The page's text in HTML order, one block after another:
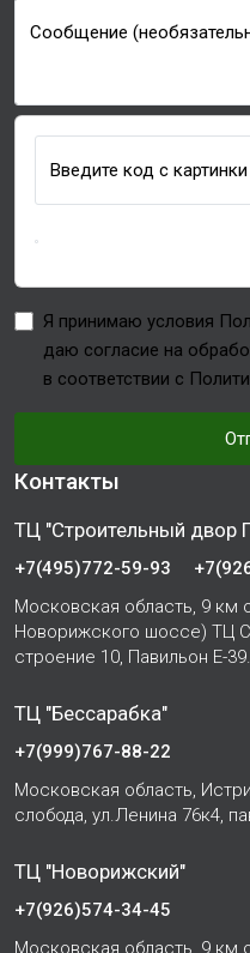
Сообщение
Введите код с картинки
Я принимаю условия
даю согласие на
в соответствии с
Контакты
ТЦ "Строительный двор
+7(495)772-59-93
Московская область, 9 км
Новорижского шоссе) ТЦ
строение 10, Павильон Е-39.
ТЦ "Бессарабка"
+7(999)767-88-22
Московская область,
слобода, ул.Ленина 76к4,
ТЦ "Новорижский"
+7(926)574-34-45
Московская область, 9 км